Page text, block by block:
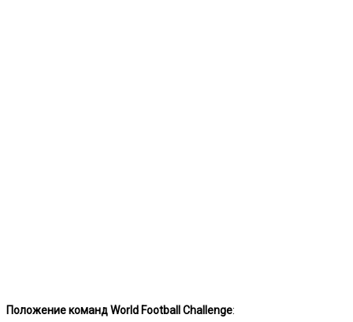
Положение командWorld Football Challenge: